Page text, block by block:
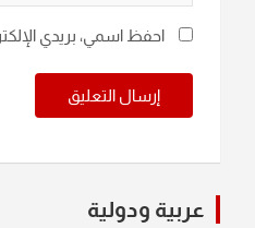
احفظ اسمي، بريدي
عربية ودولية